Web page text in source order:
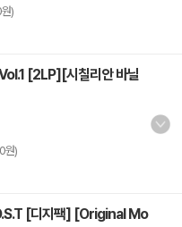
)
[2LP][시칠리안 바닐
원)
[디지팩] [Original Mo